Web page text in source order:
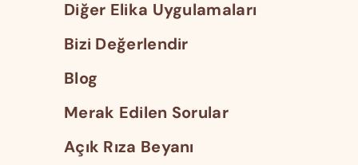
Diğer Elika Uygulamaları
Bizi Değerlendir
Blog
Merak Edilen Sorular
Açık Rıza Beyanı